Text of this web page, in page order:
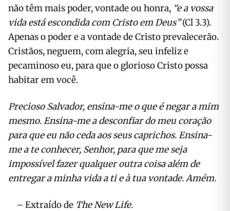
não têm mais poder, vontade ou honra, “e a vossa
vida está escondida com Cristo em Deus”(Cl 3.3).
Apenas o poder e a vontade de Cristo prevalecerão.
Cristãos, neguem, com alegria, seu infeliz e
pecaminoso eu, para que o glorioso Cristo possa
habitar em você.
Precioso Salvador, ensina-me o que é negar a mim
mesmo. Ensina-me a desconfiar do meu coração
para que eu não ceda aos seus caprichos. Ensina-
me a te conhecer, Senhor, para que me seja
impossível fazer qualquer outra coisa além de
entregar a minha vida a ti e à tua vontade. Amém.
– Extraído de The New Life.